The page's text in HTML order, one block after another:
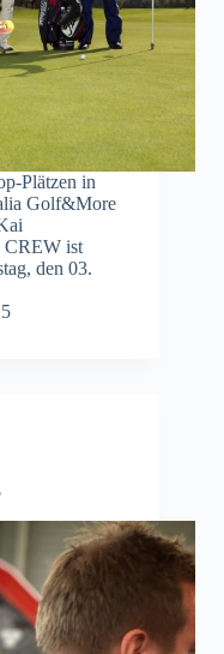
Plätzen in
Golf&More
CREW ist
den 03.